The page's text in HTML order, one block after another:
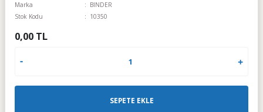
Marka
BINDER
Stok Kodu
10350
0,00 TL
SEPETE EKLE